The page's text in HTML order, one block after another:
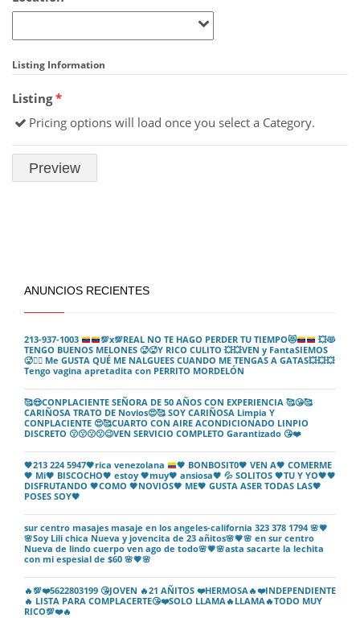
Listing Information
Listing*
Pricing options will load once you select a Category.
ANUNCIOS RECIENTES
213-937-1003 💯x💯REAL NO TE HAGO PERDER TU TIEMPO😻 💥😻
TENGO BUENOS MELONES 🥵🥵Y RICO CULITO 💥💥VEN y FantaSIEMOS
🥵❤️‍🔥 Me GUSTA QUÉ ME NALGUEES CUANDO ME TENGAS A GATAS💥💥💥
Tengo vagina apretadita con PERRITO MORDELÓN
🥰😍CONPLACIENTE SEÑORA DE 50 AÑOS CON EXPERIENCIA 🥰😘🥰
CARIÑOSA TRATO DE Novios😍🥰 SOY CARIÑOSA Limpia Y
CONPLACIENTE 😍🥰CUARTO CON AIRE ACONDICIONADO LINPIO
DISCRETO 😗😗😗😗😉VEN SERVICIO COMPLETO Garantizado 😘❤️
🖤213 224 5947🖤rica venezolana 🖤 BONBOSIT0🖤 VEN A🖤 COMERME
🖤 Mi🖤 BISCOCHO🖤 estoy 🖤muy🖤 ansiosa🖤 💦 SOLITOS 🖤TU Y YO🖤🖤
DISFRUTANDO 🖤COMO 🖤NOVIOS🖤 ME🖤 GUSTA ASER TODAS LAS🖤
POSES SOY🖤
sur centro masajes masaje en los angeles-california 323 378 1794 🌸💗
🌸Soy Lili chica Nueva y jovencita de 23 añitos🌸💗🌸 en sur centro
Nueva de lindo cuerpo ven ago de todo🌸💗🌸asta sacarte la lechita
con mi espesial de $60 🌸💗🌸
🔥💯❤️5622803199 😘JOVEN 🔥21 AÑITOS ❤️HERMOSA🔥❤️INDEPENDIENTE
🔥 LISTA PARA COMPLACERTE😘❤️SOLO LLAMA🔥LLAMA🔥TODO MUY
RICO💯❤️🔥